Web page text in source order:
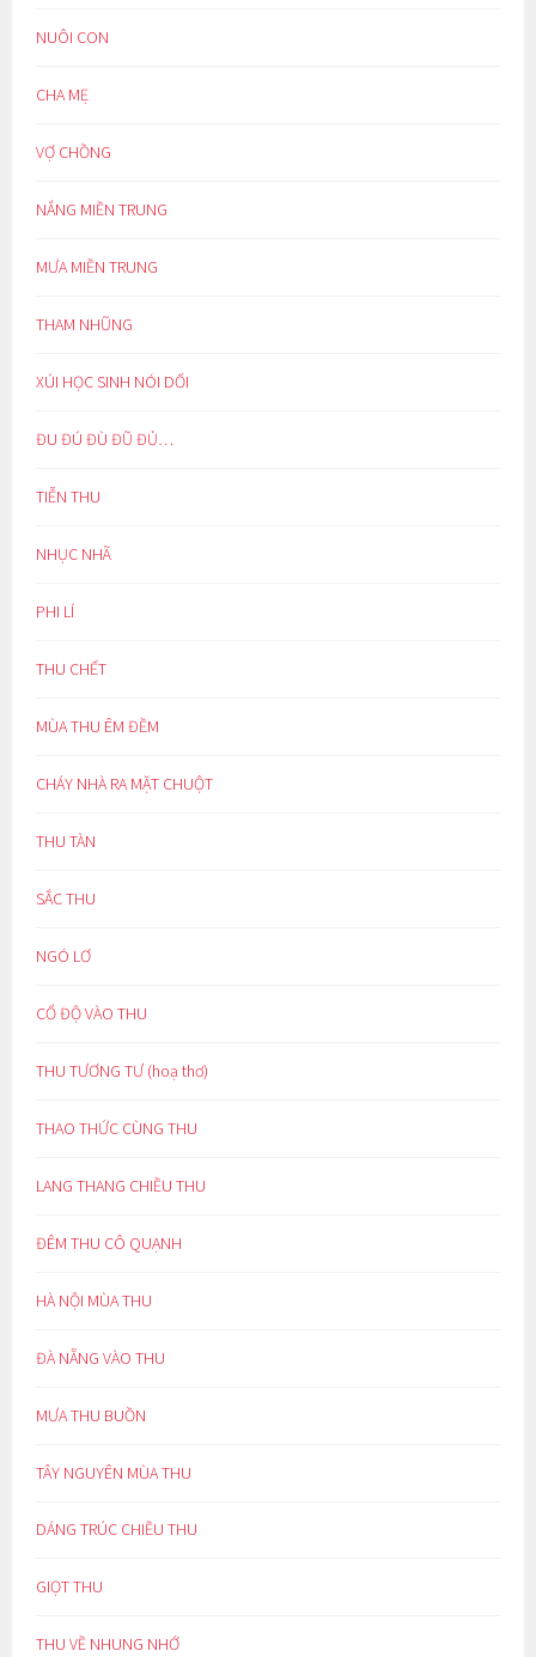
NUÔI CON
CHA MẸ
VỢ CHỒNG
NẮNG MIỀN TRUNG
MƯA MIỀN TRUNG
THAM NHŨNG
XÚI HỌC SINH NÓI DỐI
ĐU ĐÚ ĐÙ ĐŨ ĐỦ…
TIỄN THU
NHỤC NHÃ
PHI LÍ
THU CHẾT
MÙA THU ÊM ĐỀM
CHÁY NHÀ RA MẶT CHUỘT
THU TÀN
SẮC THU
NGÓ LƠ
CỔ ĐỘ VÀO THU
THU TƯƠNG TƯ (hoạ thơ)
THAO THỨC CÙNG THU
LANG THANG CHIỀU THU
ĐÊM THU CÔ QUẠNH
HÀ NỘI MÙA THU
ĐÀ NẴNG VÀO THU
MƯA THU BUỒN
TÂY NGUYÊN MÙA THU
DÁNG TRÚC CHIỀU THU
GIỌT THU
THU VỀ NHUNG NHỚ